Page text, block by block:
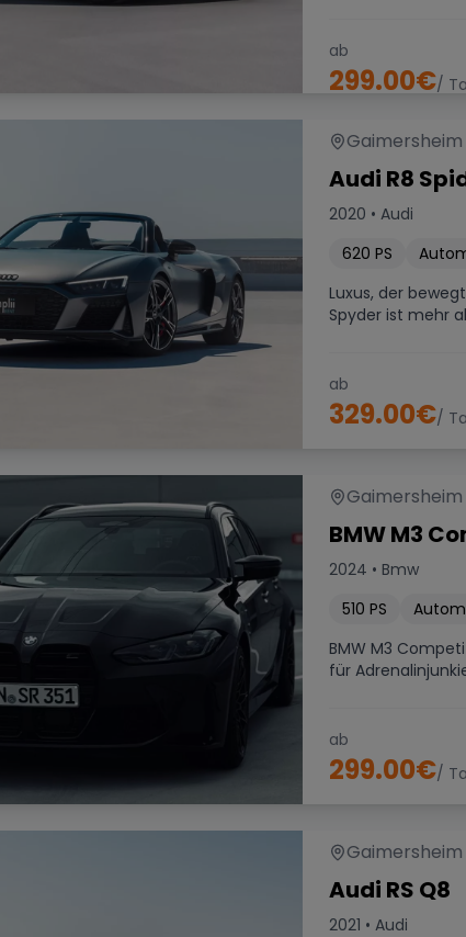
ab
299.00€/
Gaimersheim
Audi R8
2020 • Audi
620 PS
Luxus, der
Spyder ist mehr
ab
329.00€/
Gaimersheim
BMW M3
2024 • Bmw
510 PS
BMW M3
für
ab
299.00€/
Gaimersheim
Audi RS Q8
2021 • Audi